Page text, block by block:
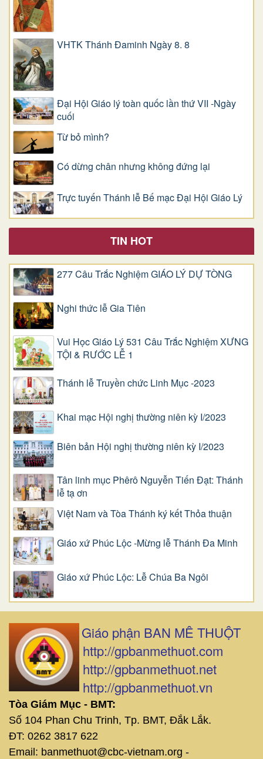
VHTK Thánh Đaminh Ngày 8. 8
Đại Hội Giáo lý toàn quốc lần thứ VII -Ngày
cuối
Từ bỏ mình?
Có dừng chân nhưng không đứng lại
Trực tuyến Thánh lễ Bế mạc Đại Hội Giáo Lý
TIN HOT
277 Câu Trắc Nghiệm GIÁO LÝ DỰ TÒNG
Nghi thức lễ Gia Tiên
Vui Học Giáo Lý 531 Câu Trắc Nghiệm XƯNG
TỘI & RƯỚC LỄ 1
Thánh lễ Truyền chức Linh Mục -2023
Khai mạc Hội nghị thường niên kỳ I/2023
Biên bản Hội nghị thường niên kỳ I/2023
Tân linh mục Phêrô Nguyễn Tiến Đạt: Thánh
lễ tạ ơn
Việt Nam và Tòa Thánh ký kết Thỏa thuận
Giáo xứ Phúc Lộc -Mừng lễ Thánh Đa Minh
Giáo xứ Phúc Lộc: Lễ Chúa Ba Ngôi
Giáo phận BAN MÊ THUỘT
http://gpbanmethuot.com
http://gpbanmethuot.net
http://gpbanmethuot.vn
Tòa Giám Mục - BMT:
Số 104 Phan Chu Trinh, Tp. BMT, Đắk Lắk.
ĐT: 0262 3817 622
Email: banmethuot@cbc-vietnam.org -